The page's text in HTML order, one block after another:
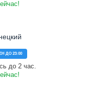
ДО 23:00
до 2 час.